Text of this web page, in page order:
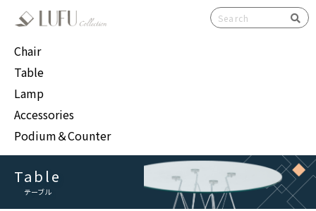
検索
Chair
Table
Lamp
Accessories
Podium＆Counter
Table
テーブル